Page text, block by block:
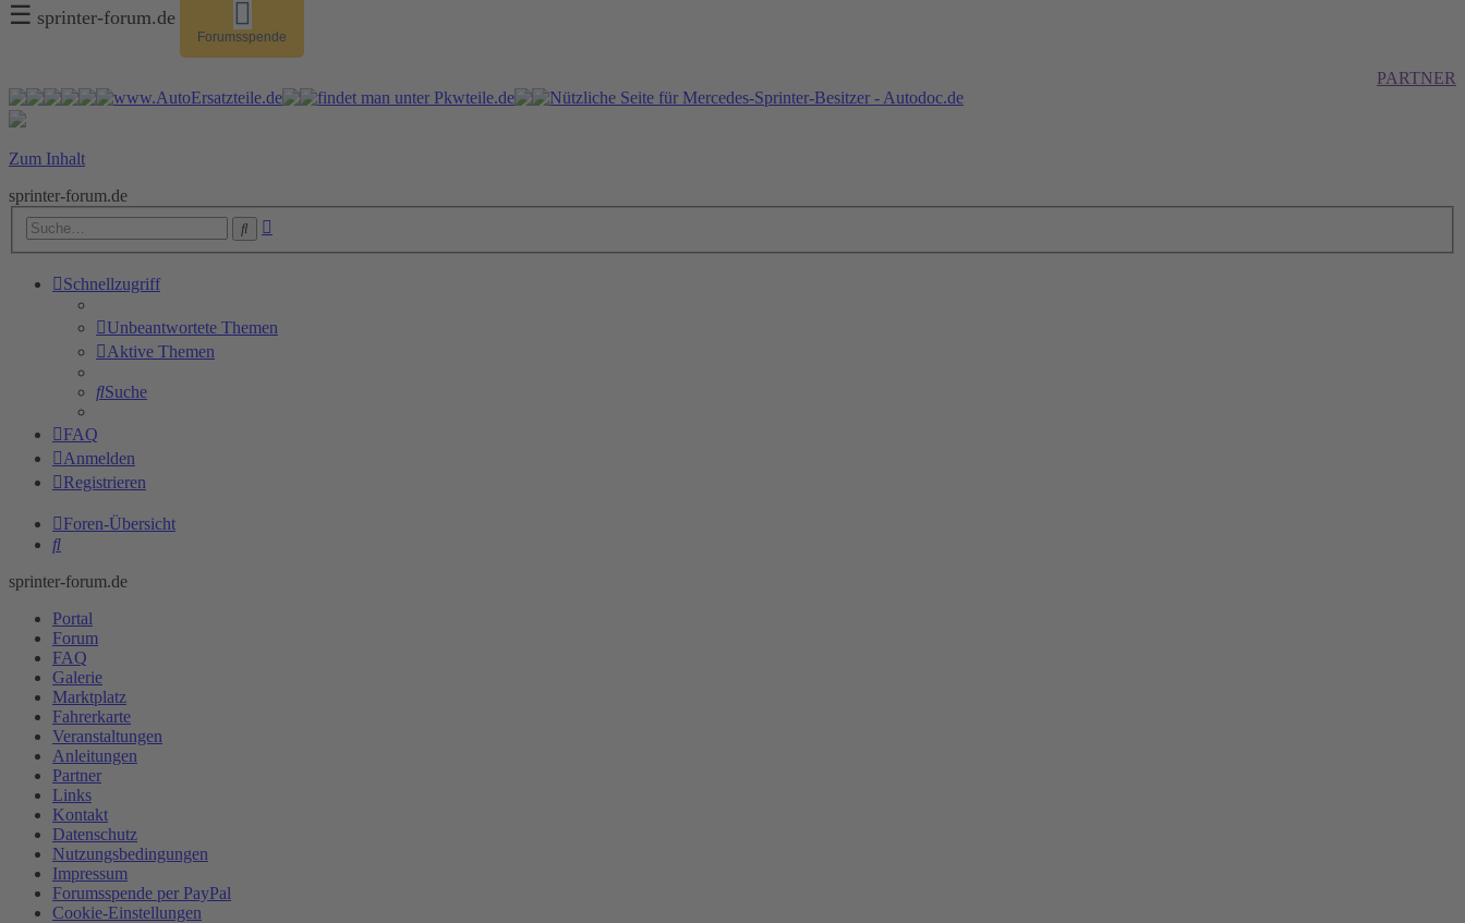
☰ sprinter-forum.de
Forumsspende
PARTNER
Zum Inhalt
sprinter-forum.de
Suche
Schnellzugriff
Unbeantwortete Themen
Aktive Themen
Suche
FAQ
Anmelden
Registrieren
Foren-Übersicht
Suche
sprinter-forum.de
Portal
Forum
FAQ
Galerie
Marktplatz
Fahrerkarte
Veranstaltungen
Anleitungen
Partner
Links
Kontakt
Datenschutz
Nutzungsbedingungen
Impressum
Forumsspende per PayPal
Cookie-Einstellungen